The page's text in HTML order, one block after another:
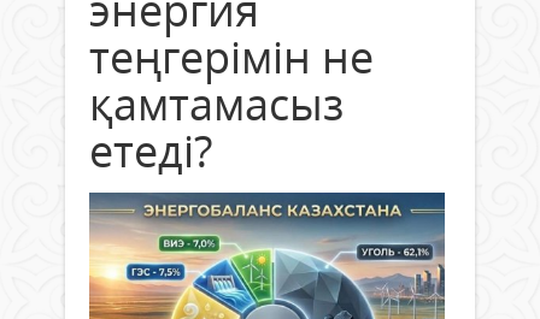
теңгерімін не
қамтамасыз
етеді?